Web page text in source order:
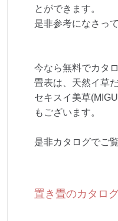
とができます。
是非参考になさっ
今なら無料でカタ
畳表は、天然イ草
セキスイ美草
もございます。
是非カタログでご
置き畳のカタロ